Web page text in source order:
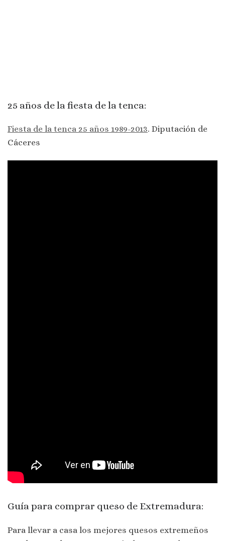
25 años de la fiesta de la tenca:
Fiesta de la tenca 25 años 1989-2013. Diputación de
Cáceres
Guía para comprar queso de Extremadura:
Para llevar a casa los mejores quesos extremeños